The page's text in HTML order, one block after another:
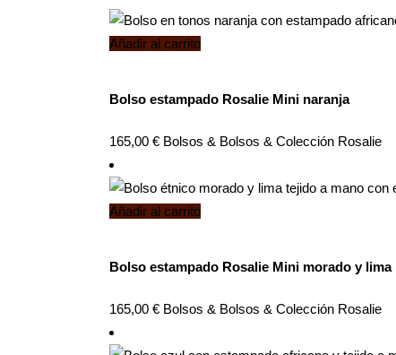
Añadir al carrito
Bolso estampado Rosalie Mini naranja
165,00 € Bolsos & Bolsos & Colección Rosalie
Añadir al carrito
Bolso estampado Rosalie Mini morado y lima
165,00 € Bolsos & Bolsos & Colección Rosalie